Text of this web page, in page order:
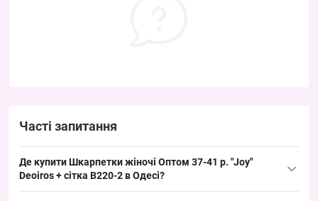
Часті запитання
Де купити Шкарпетки жіночі Оптом 37-41 р. "Joy"
Deoiros + сітка B220-2 в Одесі?